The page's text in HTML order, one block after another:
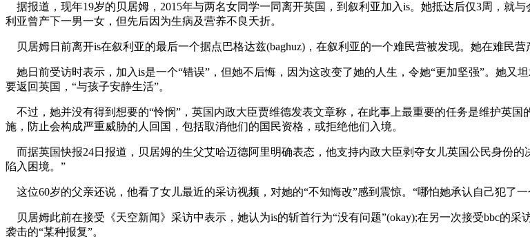
据报道，现年19岁的贝居姆，2015年与两名女同学一同离开英国，到叙利亚加入is。她抵达后仅3周，就
利亚曾产下一男一女，但先后因为生病及营养不良夭折。
贝居姆日前离开is在叙利亚的最后一个据点巴格达兹(baghuz)，在叙利亚的一个难民营被发现。她在难民营
她日前受访时表示，加入is是一个“错误”，但她不后悔，因为这改变了她的人生，令她“更加坚强”。她又
要返回英国，“与孩子安静生活”。
不过，她并没有得到想要的“怜悯”，英国内政大臣贾维德发表文章称，在此事上最重要的任务是维护英
施，防止会构成严重威胁的人回国，包括取消他们的国民资格，或拒绝他们入境。
而据英国快报24日报道，贝居姆的生父艾哈迈德阿里明确表态，他支持内政大臣剥夺女儿英国公民身份
陷入困境。”
这位60岁的父亲还说，他看了女儿最近的采访视频，对她的“不知悔改”感到震惊。“哪怕她承认自己犯了
贝居姆此前在接受《天空新闻》采访中表示，她认为is的斩首行为“没有问题”(okay);在另一次接受bbc的
袭击的“某种报复”。